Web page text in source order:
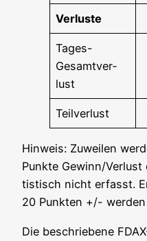
Ver­lus­te
Tages-
Gesamt­ver­
lust
Teil­ver­lust
Hin­weis: Zuwei­len
Punk­te Gewinn/
tis­tisch nicht erfasst.
20 Punk­ten +/-
Die beschrie­be­ne